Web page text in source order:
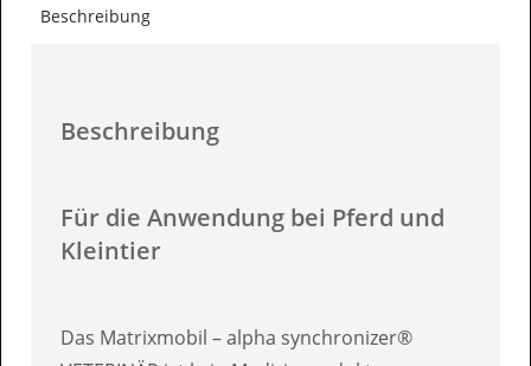
Beschreibung
Beschreibung
Für die Anwendung bei Pferd und
Kleintier
Das Matrixmobil – alpha synchronizer®